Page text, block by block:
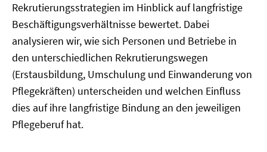
Rekrutierungsstrategien im Hinblick auf langfristige
Beschäftigungsverhältnisse bewertet. Dabei
analysieren wir, wie sich Personen und Betriebe in
den unterschiedlichen Rekrutierungswegen
(Erstausbildung, Umschulung und Einwanderung von
Pflegekräften) unterscheiden und welchen Einfluss
dies auf ihre langfristige Bindung an den jeweiligen
Pflegeberuf hat.